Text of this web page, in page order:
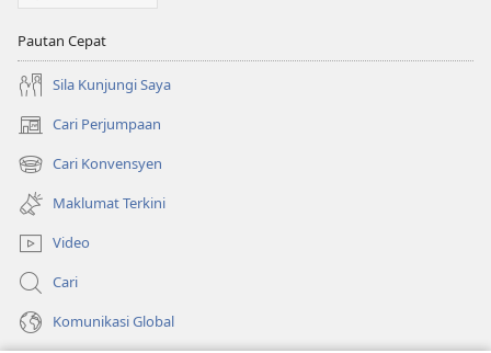
Pautan Cepat
Sila Kunjungi Saya
Cari Perjumpaan
(membuka
tetingkap
baharu)
Cari Konvensyen
(membuka
tetingkap
baharu)
Maklumat Terkini
Video
Cari
Komunikasi Global